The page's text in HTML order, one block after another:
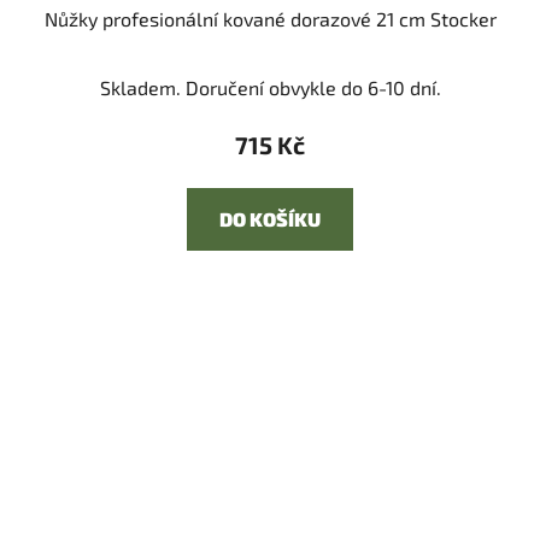
Nůžky profesionální kované dorazové 21 cm Stocker
Skladem. Doručení obvykle do 6-10 dní.
715 Kč
DO KOŠÍKU